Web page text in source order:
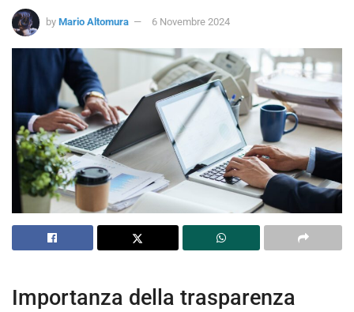
by Mario Altomura 6 Novembre 2024
Importanza della trasparenza